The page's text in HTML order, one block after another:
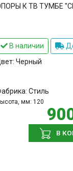
К ТВ ТУМБЕ
В наличии
Черный
Стиль
мм: 120
В